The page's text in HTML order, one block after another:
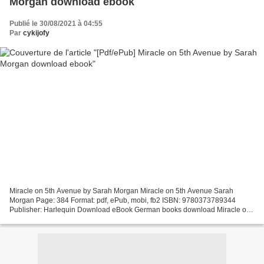
Publié le 30/08/2021 à 04:55
Par cykijofy
Miracle on 5th Avenue by Sarah Morgan Miracle on 5th Avenue Sarah
Morgan Page: 384 Format: pdf, ePub, mobi, fb2 ISBN: 9780373789344
Publisher: Harlequin Download eBook German books download Miracle on